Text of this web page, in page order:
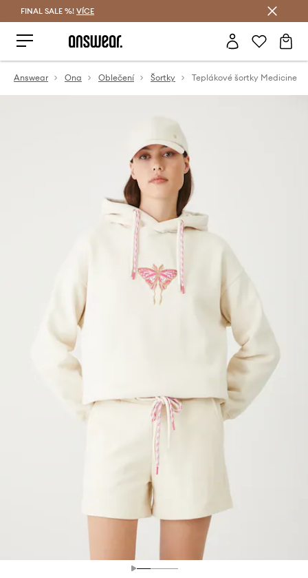
FINAL SALE %! VÍCE
Answear Ona Oblečení Šortky Teplákové šortky Medicine